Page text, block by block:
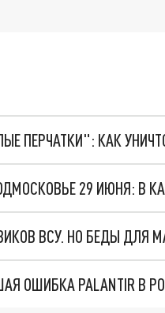
ПЕРЧАТКИ": КАК
ВСУ. НО БЕДЫ ДЛЯ